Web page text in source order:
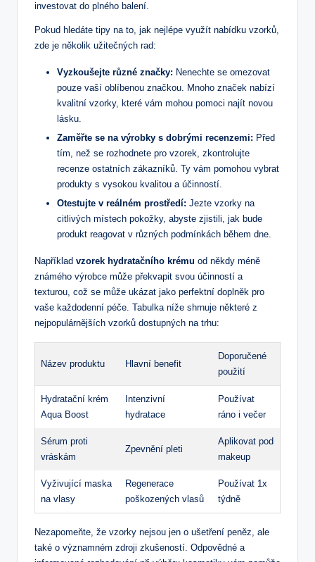
‌investovat ⁣do plného balení.
Pokud hledáte tipy na to, jak nejlépe využít ⁤nabídku vzorků,
zde ⁢je několik užitečných rad:
Vyzkoušejte ⁢různé ‍značky: Nenechte se omezovat
pouze vaší oblíbenou ‍značkou. Mnoho značek ‌nabízí
kvalitní ⁣vzorky, které vám mohou pomoci⁣ najít novou
lásku.
Zaměřte⁤ se na výrobky‍ s dobrými recenzemi: Před
⁣tím, než se rozhodnete pro vzorek, zkontrolujte
recenze ostatních zákazníků. Ty vám pomohou​ vybrat​
produkty s vysokou kvalitou ‍a účinností.
Otestujte v reálném prostředí: Jezte vzorky na
citlivých místech pokožky, ​abyste zjistili,⁢ jak ‍bude
produkt reagovat‌ v různých podmínkách během dne.
Například⁢ vzorek ‍hydratačního krému od někdy⁤ méně
známého výrobce může překvapit⁤ svou účinností a
texturou, což se může ukázat jako ⁢perfektní doplněk pro ​
vaše ​každodenní ‍péče. ⁤Tabulka níže shrnuje některé z
⁣nejpopulárnějších vzorků dostupných ⁣na trhu:
Název ⁣produktu Hlavní benefit
Doporučené
použití
Hydratační krém‍
Aqua ‌Boost
Intenzivní
‌hydratace
Používat
ráno i večer
Sérum proti
vráskám
Zpevnění pleti
Aplikovat⁣ pod
makeup
Vyživující maska
na vlasy
Regenerace
poškozených vlasů
Používat 1x
⁤týdně
Nezapomeňte, že vzorky nejsou jen o ušetření peněz, ale
také ‌o významném ⁤zdroji zkušeností. Odpovědné a⁣